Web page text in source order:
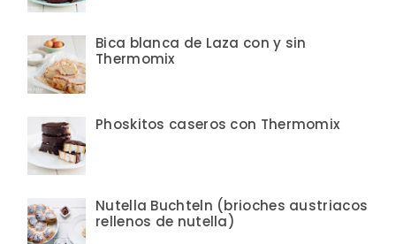
Bica blanca de Laza con y sin
Thermomix
Phoskitos caseros con Thermomix
Nutella Buchteln (brioches austriacos
rellenos de nutella)